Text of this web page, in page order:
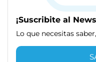
¡Suscribite al
Lo que necesitas